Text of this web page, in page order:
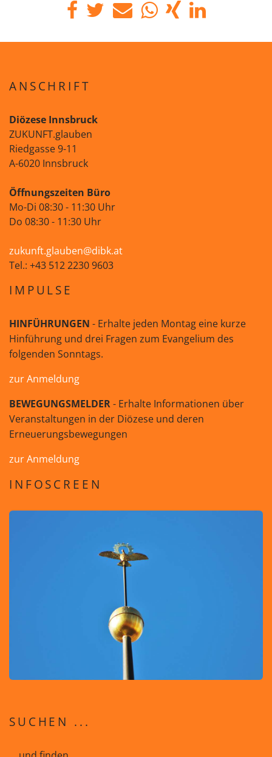
ANSCHRIFT
Diözese Innsbruck
ZUKUNFT.glauben
Riedgasse 9-11
A-6020 Innsbruck
Öffnungszeiten Büro
Mo-Di 08:30 - 11:30 Uhr
Do 08:30 - 11:30 Uhr
zukunft.glauben@dibk.at
Tel.: +43 512 2230 9603
IMPULSE
HINFÜHRUNGEN - Erhalte jeden Montag eine kurze
Hinführung und drei Fragen zum Evangelium des
folgenden Sonntags.
zur Anmeldung
BEWEGUNGSMELDER- Erhalte Informationen über
Veranstaltungen in der Diözese und deren
Erneuerungsbewegungen
zur Anmeldung
INFOSCREEN
SUCHEN ...